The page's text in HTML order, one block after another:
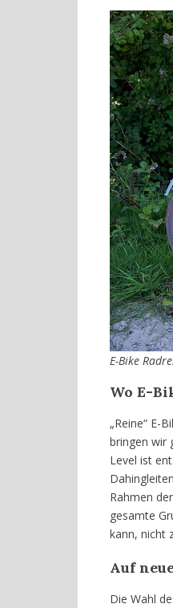
E-Bike
Wo E-
„Reine“ E-
bringen wir
Level ist
Rahmen
gesamte
kann, nicht
Auf
Die Wahl